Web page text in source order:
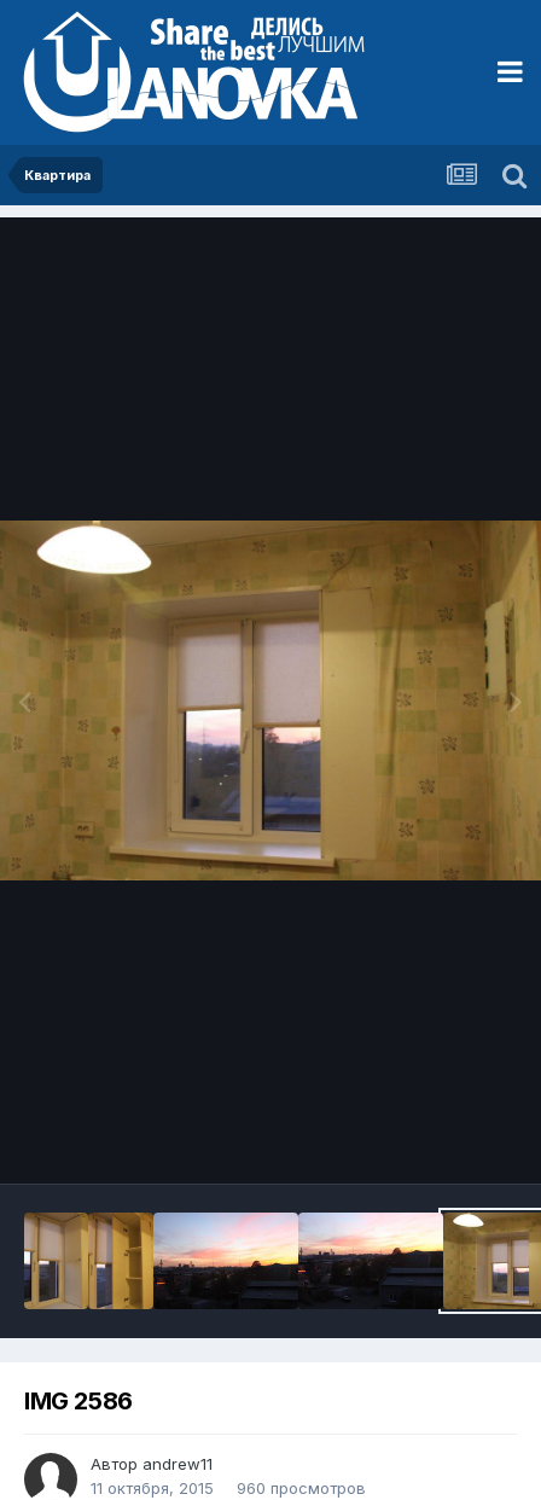
Квартира
IMG 2586
Автор andrew11
11 октября, 2015
960 просмотров